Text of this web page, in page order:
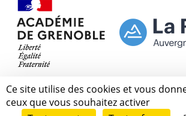
Ce site utilise des cookies et vous
ceux que vous souhaitez activer